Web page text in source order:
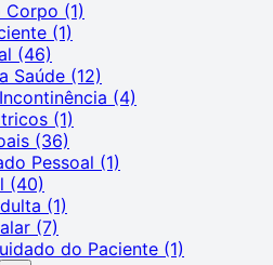
Corpo (1)
(1)
(46)
Saúde (12)
(4)
(1)
(36)
Pessoal (1)
(40)
(1)
(7)
do Paciente (1)